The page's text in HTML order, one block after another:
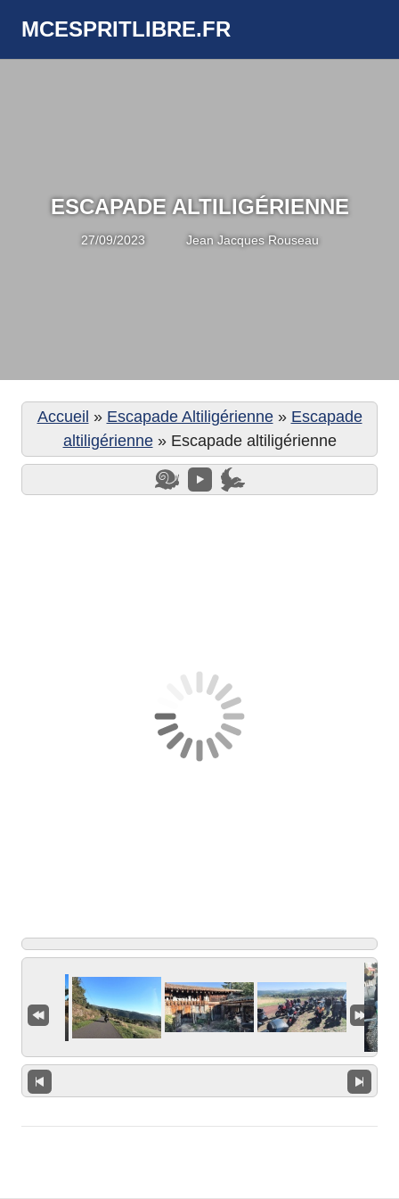
MCESPRITLIBRE.FR
ESCAPADE ALTILIGÉRIENNE
27/09/2023 Jean Jacques Rouseau
Accueil » Escapade Altiligérienne» Escapade
altiligérienne» Escapade altiligérienne